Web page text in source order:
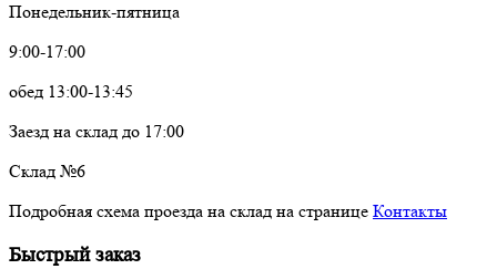
Понедельник-пятница
9:00-17:00
обед 13:00-13:45
Заезд на склад до 17:00
Склад №6
Подробная схема проезда на склад на странице Контакты
Быстрый заказ